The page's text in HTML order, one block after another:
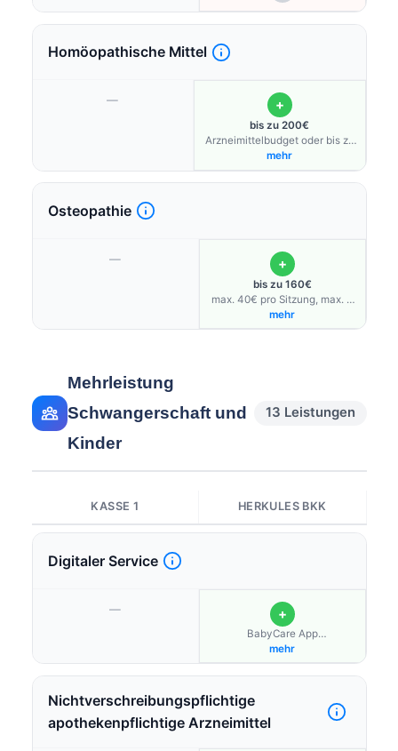
Homöopathische Mittel
— +
bis zu 200€
Arzneimittelbudget oder bis zu
70€ für
Heilpraktikerbehandlungskosten
inkl. der von den Heilpraktikern
mehr
Osteopathie
— +
bis zu 160€
max. 40€ pro Sitzung, max. 4
Sitzungen/Jahr
mehr
Mehrleistung
Schwangerschaft und
Kinder
13 Leistungen
KASSE 1 HERKULES BKK
Digitaler Service
— +
BabyCare App
(Vorsorgeprogramm), digitale
Hebammenberatung
"Kinderheldin"
mehr
Nichtverschreibungspflichtige
apothekenpflichtige Arzneimittel